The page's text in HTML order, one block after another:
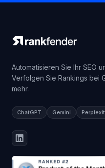
Automatisieren Sie Ihr SEO
Verfolgen Sie Rankings bei
mehr.
ChatGPT Gemini